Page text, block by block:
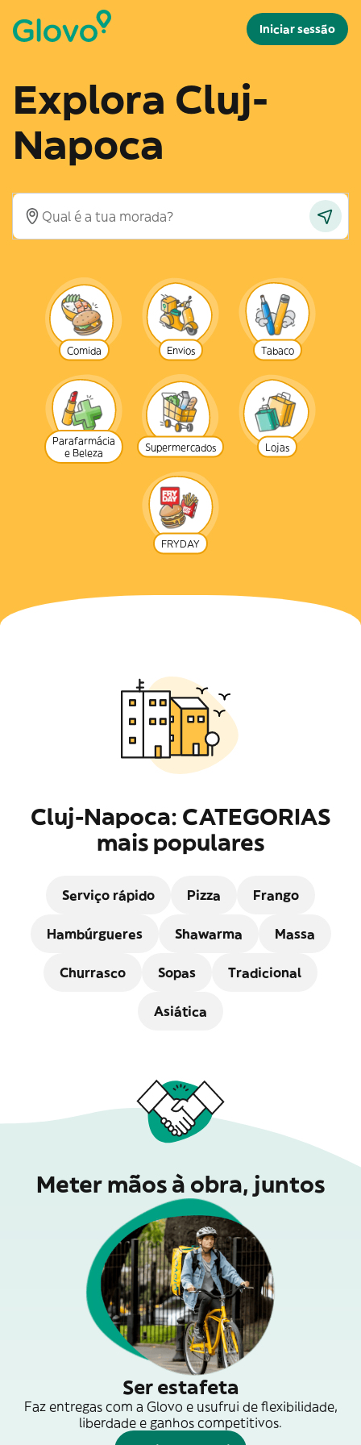
Iniciar sessão
Explora Cluj-
Napoca
Comida Envios Tabaco
Parafarmácia
e Beleza
Supermercados Lojas
FRYDAY
Cluj-Napoca: CATEGORIAS
mais populares
Serviço rápido Pizza Frango
Hambúrgueres Shawarma Massa
Churrasco Sopas Tradicional
Asiática
Meter mãos à obra, juntos
Ser estafeta
Faz entregas com a Glovo e usufrui de flexibilidade,
liberdade e ganhos competitivos.